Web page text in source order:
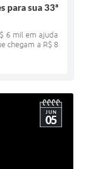
para sua 33ª
6 mil em ajuda
chegam a R$ 8
JUN
05